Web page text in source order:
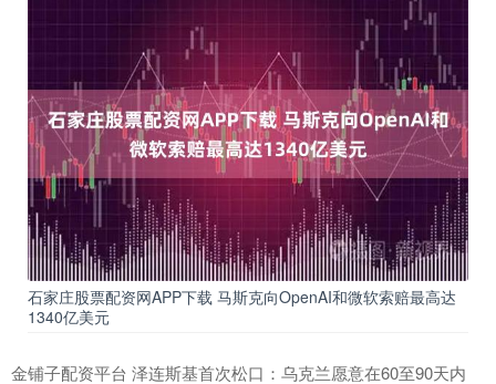
石家庄股票配资网APP下载 马斯克向OpenAI和微软索赔最高达
1340亿美元
金铺子配资平台 泽连斯基首次松口：乌克兰愿意在60至90天内